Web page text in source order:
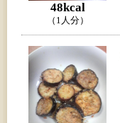
48kcal
（1人分）